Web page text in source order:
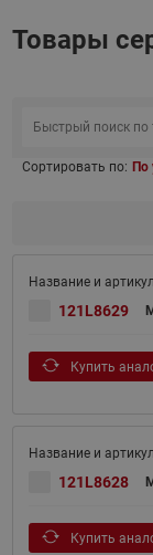
Товары
Сортировать по: По
121L8629
Купить
121L8628
Купить